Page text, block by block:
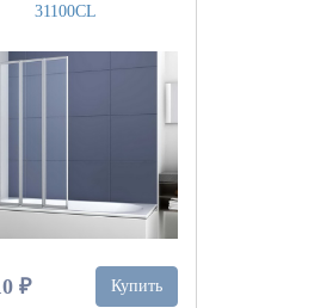
31100CL
₽ Купить